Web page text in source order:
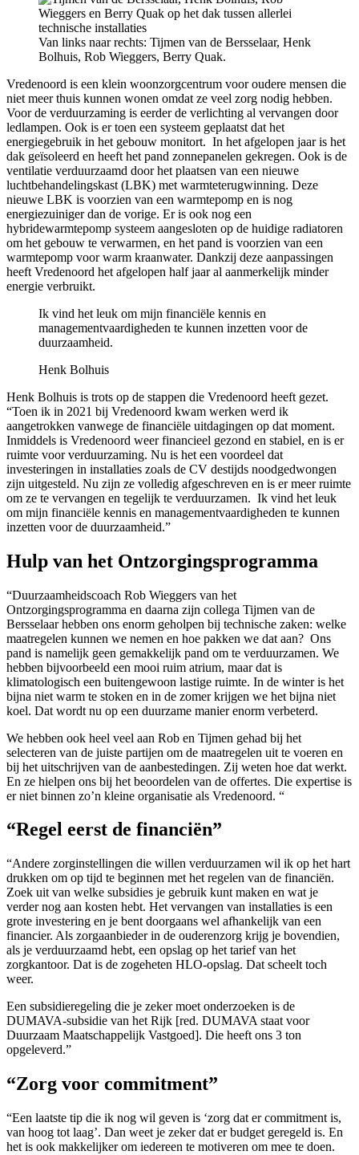
Van links naar rechts: Tijmen van de Bersselaar, Henk
Bolhuis, Rob Wieggers, Berry Quak.
Vredenoord is een klein woonzorgcentrum voor oudere mensen die
niet meer thuis kunnen wonen omdat ze veel zorg nodig hebben.
Voor de verduurzaming is eerder de verlichting al vervangen door
ledlampen. Ook is er toen een systeem geplaatst dat het
energiegebruik in het gebouw monitort. In het afgelopen jaar is het
dak geïsoleerd en heeft het pand zonnepanelen gekregen. Ook is de
ventilatie verduurzaamd door het plaatsen van een nieuwe
luchtbehandelingskast (LBK) met warmteterugwinning. Deze
nieuwe LBK is voorzien van een warmtepomp en is nog
energiezuiniger dan de vorige. Er is ook nog een
hybridewarmtepomp systeem aangesloten op de huidige radiatoren
om het gebouw te verwarmen, en het pand is voorzien van een
warmtepomp voor warm kraanwater. Dankzij deze aanpassingen
heeft Vredenoord het afgelopen half jaar al aanmerkelijk minder
energie verbruikt.
Ik vind het leuk om mijn financiële kennis en
managementvaardigheden te kunnen inzetten voor de
duurzaamheid.
Henk Bolhuis
Henk Bolhuis is trots op de stappen die Vredenoord heeft gezet.
“Toen ik in 2021 bij Vredenoord kwam werken werd ik
aangetrokken vanwege de financiële uitdagingen op dat moment.
Inmiddels is Vredenoord weer financieel gezond en stabiel, en is er
ruimte voor verduurzaming. Nu is het een voordeel dat
investeringen in installaties zoals de CV destijds noodgedwongen
zijn uitgesteld. Nu zijn ze volledig afgeschreven en is er meer ruimte
om ze te vervangen en tegelijk te verduurzamen. Ik vind het leuk
om mijn financiële kennis en managementvaardigheden te kunnen
inzetten voor de duurzaamheid.”
Hulp van het Ontzorgingsprogramma
“Duurzaamheidscoach Rob Wieggers van het
Ontzorgingsprogramma en daarna zijn collega Tijmen van de
Bersselaar hebben ons enorm geholpen bij technische zaken: welke
maatregelen kunnen we nemen en hoe pakken we dat aan? Ons
pand is namelijk geen gemakkelijk pand om te verduurzamen. We
hebben bijvoorbeeld een mooi ruim atrium, maar dat is
klimatologisch een buitengewoon lastige ruimte. In de winter is het
bijna niet warm te stoken en in de zomer krijgen we het bijna niet
koel. Dat wordt nu op een duurzame manier enorm verbeterd.
We hebben ook heel veel aan Rob en Tijmen gehad bij het
selecteren van de juiste partijen om de maatregelen uit te voeren en
bij het uitschrijven van de aanbestedingen. Zij weten hoe dat werkt.
En ze hielpen ons bij het beoordelen van de offertes. Die expertise is
er niet binnen zo’n kleine organisatie als Vredenoord. “
“Regel eerst de financiën”
“Andere zorginstellingen die willen verduurzamen wil ik op het hart
drukken om op tijd te beginnen met het regelen van de financiën.
Zoek uit van welke subsidies je gebruik kunt maken en wat je
verder nog aan kosten hebt. Het vervangen van installaties is een
grote investering en je bent doorgaans wel afhankelijk van een
financier. Als zorgaanbieder in de ouderenzorg krijg je bovendien,
als je verduurzaamd hebt, een opslag op het tarief van het
zorgkantoor. Dat is de zogeheten HLO-opslag. Dat scheelt toch
weer.
Een subsidieregeling die je zeker moet onderzoeken is de
DUMAVA-subsidie van het Rijk [red. DUMAVA staat voor
Duurzaam Maatschappelijk Vastgoed]. Die heeft ons 3 ton
opgeleverd.”
“Zorg voor commitment”
“Een laatste tip die ik nog wil geven is ‘zorg dat er commitment is,
van hoog tot laag’. Dan weet je zeker dat er budget geregeld is. En
het is ook makkelijker om iedereen te motiveren om mee te doen.